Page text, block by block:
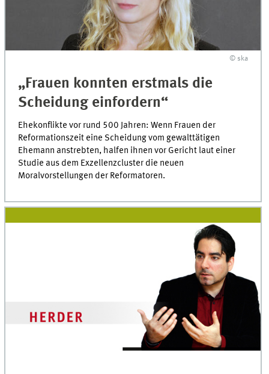
© ska
„Frauen konnten erstmals die
Scheidung einfordern“
Ehekonflikte vor rund 500 Jahren: Wenn Frauen der
Reformationszeit eine Scheidung vom gewalttätigen
Ehemann anstrebten, halfen ihnen vor Gericht laut einer
Studie aus dem Exzellenzcluster die neuen
Moralvorstellungen der Reformatoren.